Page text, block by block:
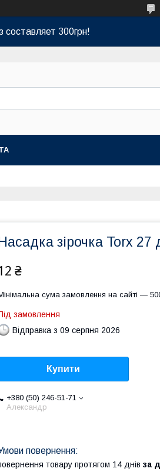
300грн!
зірочка Torx
₴
сума замовлення на сайті —
замовлення
Відправка з 09 серпня 2026
Купити
+380 (50) 246-51-71
Александр
товару протягом 14 днів за